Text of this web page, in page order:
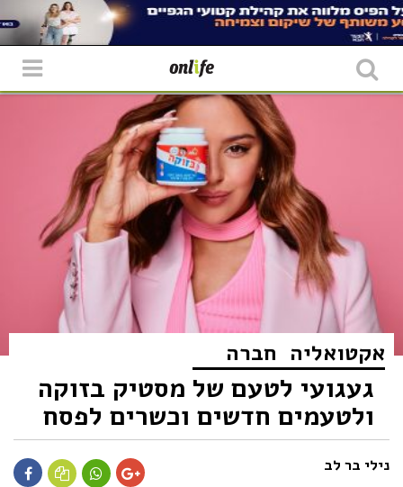
אקטואליה חברה
געגועי לטעם של מסטיק בזוקה
ולטעמים חדשים וכשרים לפסח
נילי בר לב